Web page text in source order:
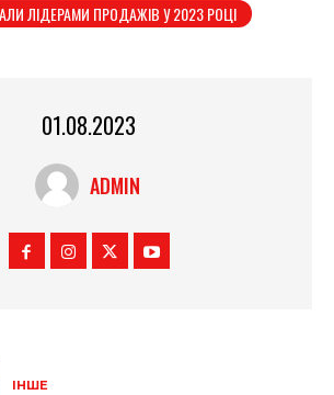
ЛІДЕРАМИ ПРОДАЖІВ У 2023 РОЦІ
01.08.2023
ADMIN
ІНШЕ